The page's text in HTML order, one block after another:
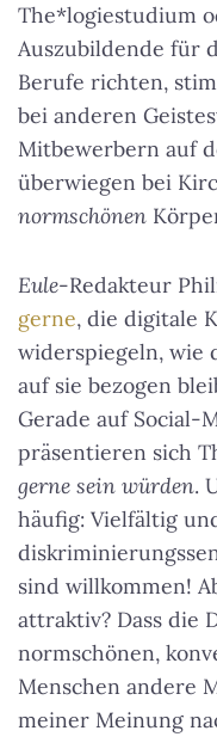
The*logiestudium
Auszubildende für
Berufe richten,
bei anderen
Mitbewerbern auf
überwiegen bei
normschönen
Eule-Redakteur
gerne, die digitale
widerspiegeln, wie
auf sie bezogen
Gerade auf Social-
präsentieren sich
gerne sein würden.
häufig: Vielfältig
sind willkommen!
attraktiv? Dass die
normschönen,
Menschen andere
meiner Meinung